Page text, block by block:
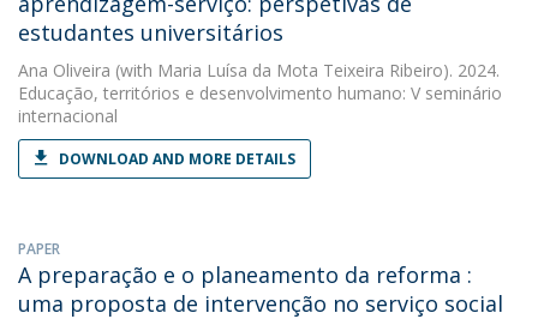
estudantes universitários
Ana Oliveira (with Maria Luísa da Mota Teixeira Ribeiro). 2024.
Educação, territórios e desenvolvimento humano: V seminário
internacional
DOWNLOAD AND MORE DETAILS
PAPER
A preparação e o planeamento da reforma :
uma proposta de intervenção no serviço social